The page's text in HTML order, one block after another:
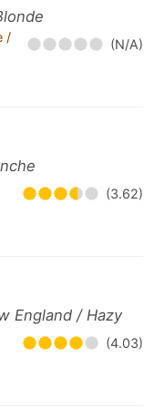
/
(N/A)
(3.62)
England / Hazy
(4.03)